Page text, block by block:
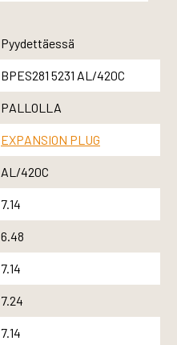
Pyydettäessä
BPES281 5231 AL/420C
PALLOLLA
EXPANSION PLUG
AL/420C
7.14
6.48
7.14
7.24
7.14